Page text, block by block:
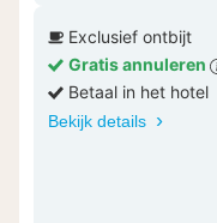
Exclusief ontbijt
Gratis annuleren
Betaal in het hotel
Bekijk details